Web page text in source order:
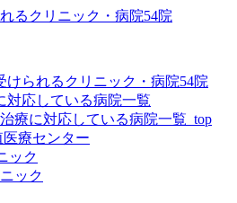
るクリニック・病院54院
けられるクリニック・病院54院
対応している病院一覧
療に対応している病院一覧_top
療センター
ック
ック